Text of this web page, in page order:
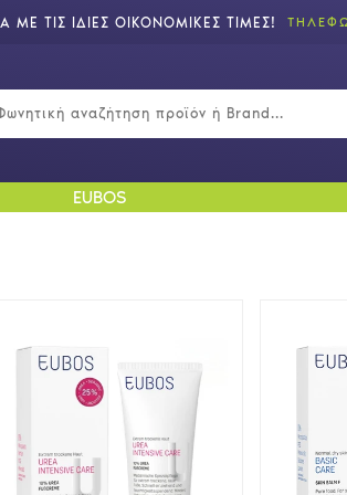
ΤΙΣ ΙΔΙΕΣ ΟΙΚΟΝΟΜΙΚΕΣ ΤΙΜΕΣ!
EUBOS